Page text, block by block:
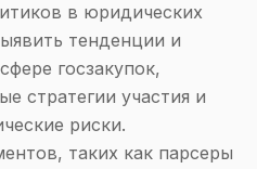
в юридических
тенденции и
госзакупок,
стратегии участия и
риски.
таких как парсеры